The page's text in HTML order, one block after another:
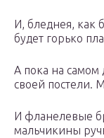
И, бледнея, как
будет горько
А пока на самом
своей постели.
И фланелевые
мальчикины